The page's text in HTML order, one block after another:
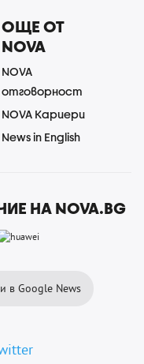
ОЩЕ ОТ
NOVA
NOVA
отговорност
NOVA Кариери
News in English
НА NOVA.BG
в Google News